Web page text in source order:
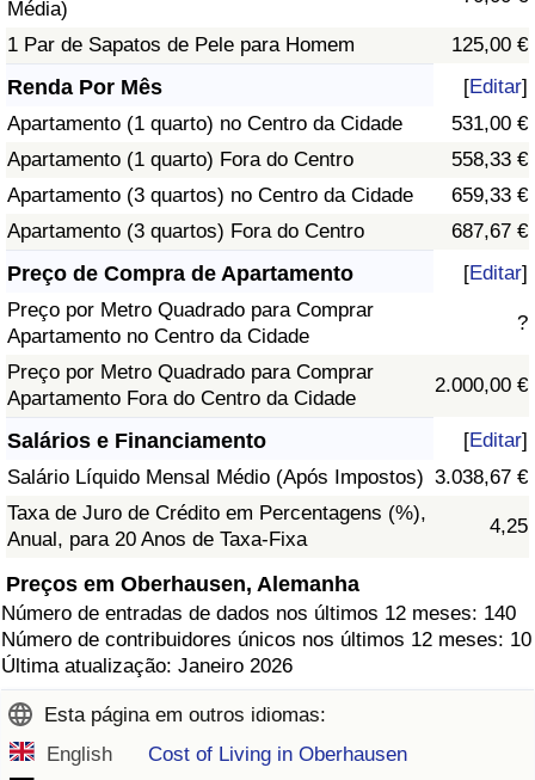
Média)
1 Par de Sapatos de Pele para Homem 125,00 €
Renda Por Mês [Editar]
Apartamento (1 quarto) no Centro da Cidade
531,00 €
Apartamento (1 quarto) Fora do Centro
558,33 €
Apartamento (3 quartos) no Centro da Cidade
659,33 €
Apartamento (3 quartos) Fora do Centro
687,67 €
Preço de Compra de Apartamento [Editar]
Preço por Metro Quadrado para Comprar
Apartamento no Centro da Cidade
?
Preço por Metro Quadrado para Comprar
Apartamento Fora do Centro da Cidade
2.000,00 €
Salários e Financiamento [Editar]
Salário Líquido Mensal Médio (Após Impostos) 3.038,67 €
Taxa de Juro de Crédito em Percentagens (%),
Anual, para 20 Anos de Taxa-Fixa
4,25
Preços em Oberhausen, Alemanha
Número de entradas de dados nos últimos 12 meses: 140
Número de contribuidores únicos nos últimos 12 meses: 10
Última atualização: Janeiro 2026
Esta página em outros idiomas:
English
Cost of Living in Oberhausen